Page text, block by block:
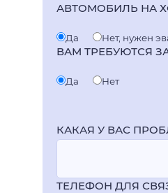
АВТОМОБИЛЬ НА
Да Нет, нужен
ВАМ ТРЕБУЮТСЯ
Да Нет
КАКАЯ У ВАС
ТЕЛЕФОН ДЛЯ